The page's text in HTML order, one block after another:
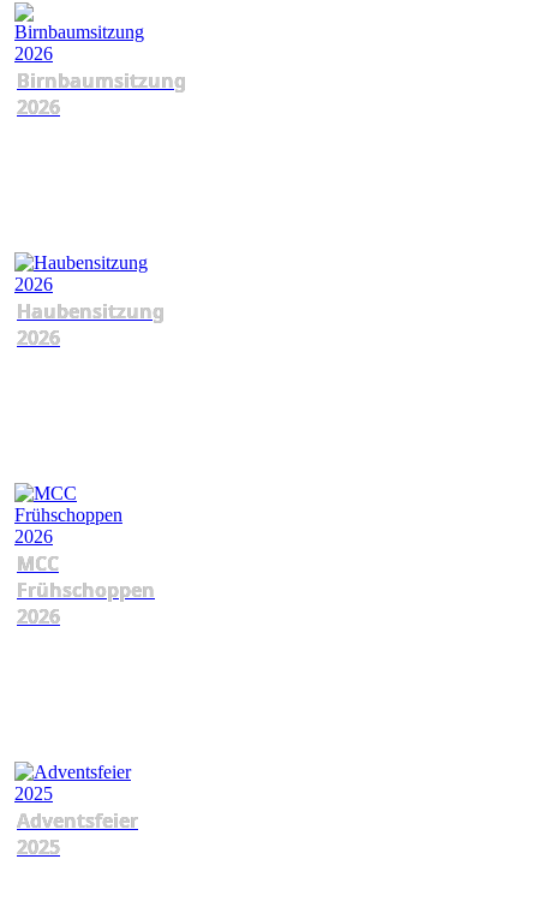
Birnbaumsitzung
2026
Haubensitzung
2026
MCC
Frühschoppen
2026
Adventsfeier
2025